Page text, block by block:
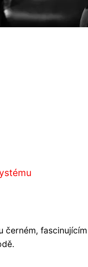
černém,